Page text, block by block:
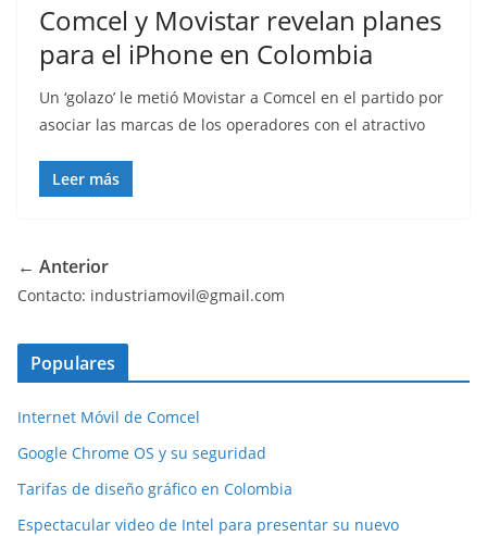
Comcel y Movistar revelan planes
para el iPhone en Colombia
Un ‘golazo’ le metió Movistar a Comcel en el partido por
asociar las marcas de los operadores con el atractivo
Leer más
← Anterior
Contacto: industriamovil@gmail.com
Populares
Internet Móvil de Comcel
Google Chrome OS y su seguridad
Tarifas de diseño gráfico en Colombia
Espectacular video de Intel para presentar su nuevo